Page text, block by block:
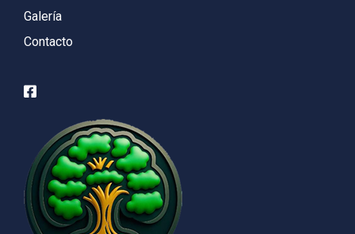
Galería
Contacto